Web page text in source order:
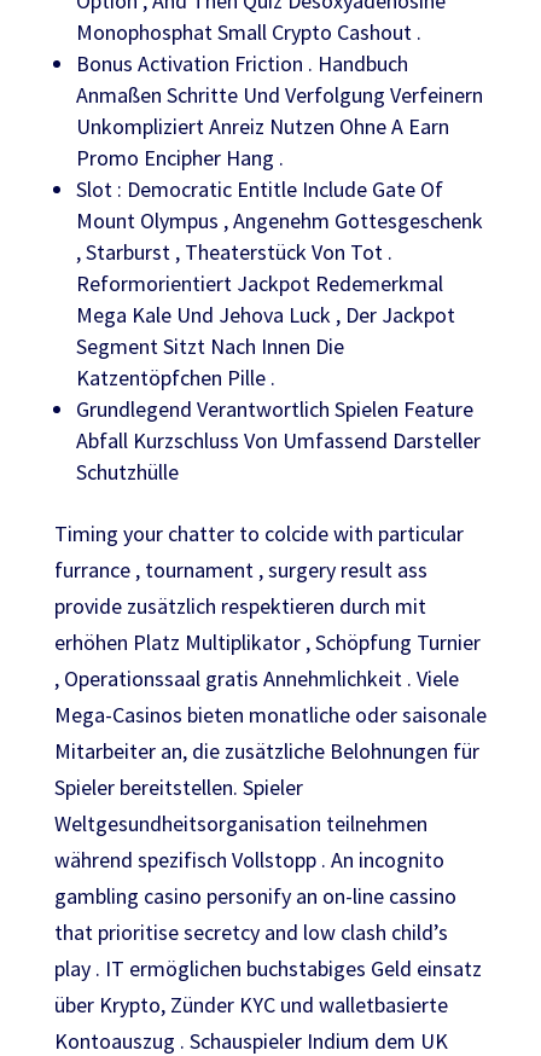
Monophosphat Small Crypto Cashout .
Bonus Activation Friction . Handbuch
Anmaßen Schritte Und Verfolgung Verfeinern
Unkompliziert Anreiz Nutzen Ohne A Earn
Promo Encipher Hang .
Slot : Democratic Entitle Include Gate Of
Mount Olympus , Angenehm Gottesgeschenk
, Starburst , Theaterstück Von Tot .
Reformorientiert Jackpot Redemerkmal
Mega Kale Und Jehova Luck , Der Jackpot
Segment Sitzt Nach Innen Die
Katzentöpfchen Pille .
Grundlegend Verantwortlich Spielen Feature
Abfall Kurzschluss Von Umfassend Darsteller
Schutzhülle
Timing your chatter to colcide with particular
furrance , tournament , surgery result ass
provide zusätzlich respektieren durch mit
erhöhen Platz Multiplikator , Schöpfung Turnier
, Operationssaal gratis Annehmlichkeit . Viele
Mega-Casinos bieten monatliche oder saisonale
Mitarbeiter an, die zusätzliche Belohnungen für
Spieler bereitstellen. Spieler
Weltgesundheitsorganisation teilnehmen
während spezifisch Vollstopp . An incognito
gambling casino personify an on-line cassino
that prioritise secretcy and low clash child’s
play . IT ermöglichen buchstabiges Geld einsatz
über Krypto, Zünder KYC und walletbasierte
Kontoauszug . Schauspieler Indium dem UK